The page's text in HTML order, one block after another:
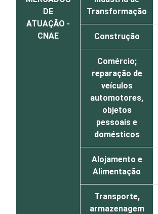
DE
ATUAÇÃO -
CNAE
Transformação
Construção
Comércio;
reparação de
veículos
automotores,
objetos
pessoais e
domésticos
Alojamento e
Alimentação
Transporte,
armazenagem